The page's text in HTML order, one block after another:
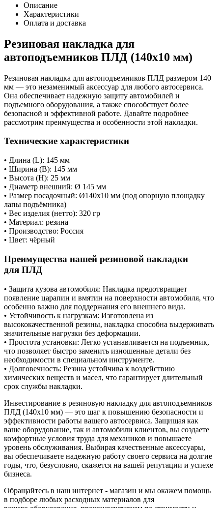
Описание
Характеристики
Оплата и доставка
Резиновая накладка для
автоподъемников ПЛД (140х10 мм)
Резиновая накладка для автоподъемников ПЛД размером 140
мм — это незаменимый аксессуар для любого автосервиса.
Она обеспечивает надежную защиту автомобилей и
подъемного оборудования, а также способствует более
безопасной и эффективной работе. Давайте подробнее
рассмотрим преимущества и особенности этой накладки.
Технические характеристики
• Длина (L): 145 мм
• Ширина (B): 145 мм
• Высота (H): 25 мм
• Диаметр внешний: Ø 145 мм
• Размер посадочный: Ø140х10 мм (под опорную площадку
лапы подъёмника)
• Вес изделия (нетто): 320 гр
• Материал: резина
• Производство: Россия
• Цвет: чёрный
Преимущества нашей резиновой накладки
для ПЛД
• Защита кузова автомобиля: Накладка предотвращает
появление царапин и вмятин на поверхности автомобиля, что
особенно важно для поддержания его внешнего вида.
• Устойчивость к нагрузкам: Изготовлена из
высококачественной резины, накладка способна выдерживать
значительные нагрузки без деформации.
• Простота установки: Легко устанавливается на подъемник,
что позволяет быстро заменить изношенные детали без
необходимости в специальном инструменте.
• Долговечность: Резина устойчива к воздействию
химических веществ и масел, что гарантирует длительный
срок службы накладки.
Инвестирование в резиновую накладку для автоподъемников
ПЛД (140х10 мм) — это шаг к повышению безопасности и
эффективности работы вашего автосервиса. Защищая как
ваше оборудование, так и автомобили клиентов, вы создаете
комфортные условия труда для механиков и повышаете
уровень обслуживания. Выбирая качественные аксессуары,
вы обеспечиваете надежную работу своего сервиса на долгие
годы, что, безусловно, скажется на вашей репутации и успехе
бизнеса.
Обращайтесь в наш интернет - магазин и мы окажем помощь
в подборе любых расходных материалов для